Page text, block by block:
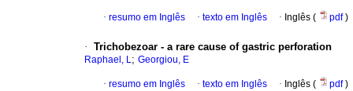
· resumo em Inglês · texto em Inglês · Inglês ( pdf)
· Trichobezoar - a rare cause of gastric perforation
Raphael, L; Georgiou, E
· resumo em Inglês · texto em Inglês · Inglês ( pdf)